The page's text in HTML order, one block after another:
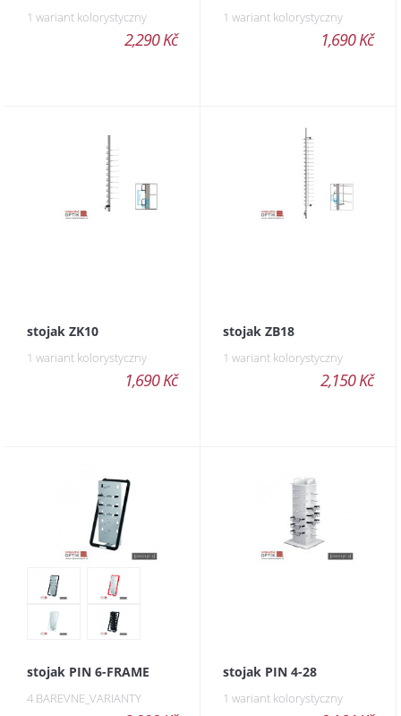
1 wariant kolorystyczny
2,290 Kč
1 wariant kolorystyczny
1,690 Kč
stojak ZK10
1 wariant kolorystyczny
1,690 Kč
stojak ZB18
1 wariant kolorystyczny
2,150 Kč
stojak PIN 6-FRAME
4 BAREVNE_VARIANTY
stojak PIN 4-28
1 wariant kolorystyczny